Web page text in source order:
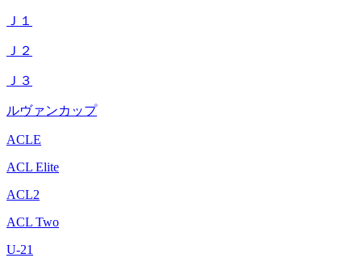
Ｊ１
Ｊ２
Ｊ３
ルヴァンカップ
ACLE
ACL Elite
ACL2
ACL Two
U-21